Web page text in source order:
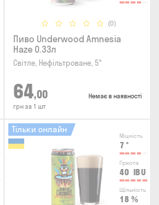
(0)
Пиво Underwood Amnesia
Haze 0.33л
Світле, Нефільтроване, 5°
64,00
грн за 1 шт
Немає в наявності
Міцність
7 °
Гіркота
40 IBU
Щільність
18 %
Тільки онлайн